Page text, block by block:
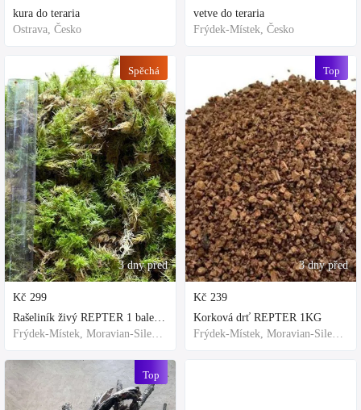
kura do teraria
Ostrava, Česko
3 dny před
Spěchá
Kč 299
Rašeliník živý REPTER 1 balení - násada, TOP kvalita 30cm-30cm-8cm
Frýdek-Místek, Moravian-Silesian Region,Others
Top
vetve do teraria
Frýdek-Místek, Česko
3 dny před
Top
Kč 239
Korková drť REPTER 1KG
Frýdek-Místek, Moravian-Silesian Region,Others